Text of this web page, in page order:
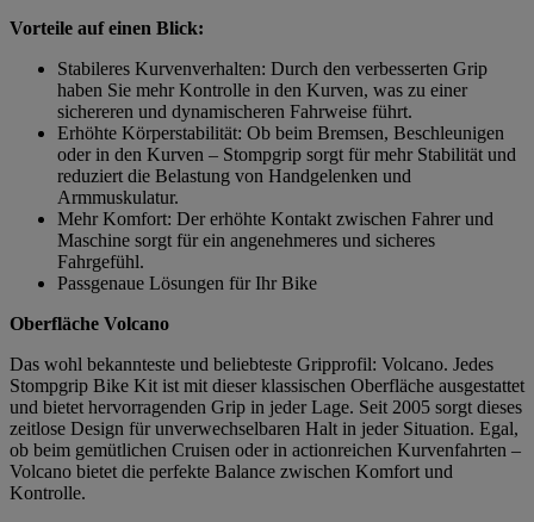
Vorteile auf einen Blick:
Stabileres Kurvenverhalten: Durch den verbesserten Grip
haben Sie mehr Kontrolle in den Kurven, was zu einer
sichereren und dynamischeren Fahrweise führt.
Erhöhte Körperstabilität: Ob beim Bremsen, Beschleunigen
oder in den Kurven – Stompgrip sorgt für mehr Stabilität und
reduziert die Belastung von Handgelenken und
Armmuskulatur.
Mehr Komfort: Der erhöhte Kontakt zwischen Fahrer und
Maschine sorgt für ein angenehmeres und sicheres
Fahrgefühl.
Passgenaue Lösungen für Ihr Bike
Oberfläche Volcano
Das wohl bekannteste und beliebteste Gripprofil: Volcano. Jedes
Stompgrip Bike Kit ist mit dieser klassischen Oberfläche ausgestattet
und bietet hervorragenden Grip in jeder Lage. Seit 2005 sorgt dieses
zeitlose Design für unverwechselbaren Halt in jeder Situation. Egal,
ob beim gemütlichen Cruisen oder in actionreichen Kurvenfahrten –
Volcano bietet die perfekte Balance zwischen Komfort und
Kontrolle.